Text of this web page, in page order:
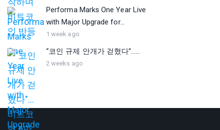
Performa Marks One Year Live
with Major Upgrade for...
1 week ago
“코인 규제 안개가 걷혔다”…...
2 weeks ago